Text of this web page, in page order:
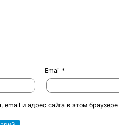
Email*
email и адрес сайта в этом